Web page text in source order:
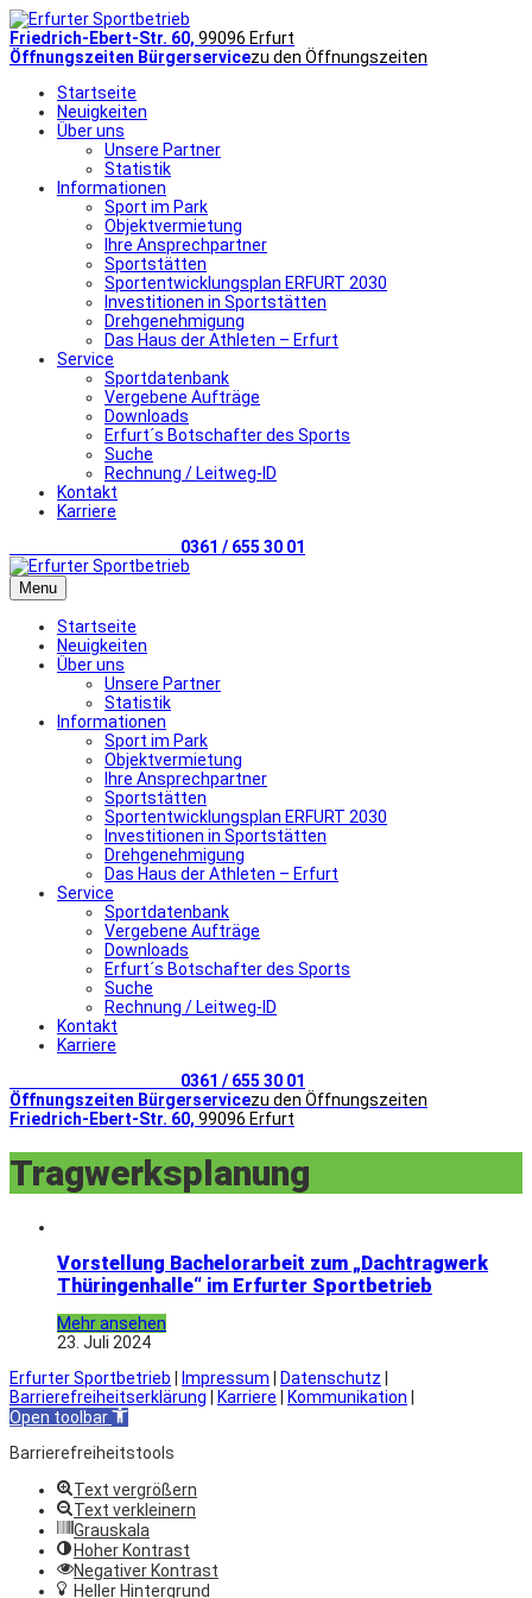
Friedrich-Ebert-Str. 60, 99096 Erfurt
Öffnungszeiten Bürgerservicezu den Öffnungszeiten
Startseite
Neuigkeiten
Über uns
Unsere Partner
Statistik
Informationen
Sport im Park
Objektvermietung
Ihre Ansprechpartner
Sportstätten
Sportentwicklungsplan ERFURT 2030
Investitionen in Sportstätten
Drehgenehmigung
Das Haus der Athleten – Erfurt
Service
Sportdatenbank
Vergebene Aufträge
Downloads
Erfurt´s Botschafter des Sports
Suche
Rechnung / Leitweg-ID
Kontakt
Karriere
0361 / 655 30 01
Menu
Startseite
Neuigkeiten
Über uns
Unsere Partner
Statistik
Informationen
Sport im Park
Objektvermietung
Ihre Ansprechpartner
Sportstätten
Sportentwicklungsplan ERFURT 2030
Investitionen in Sportstätten
Drehgenehmigung
Das Haus der Athleten – Erfurt
Service
Sportdatenbank
Vergebene Aufträge
Downloads
Erfurt´s Botschafter des Sports
Suche
Rechnung / Leitweg-ID
Kontakt
Karriere
0361 / 655 30 01
Öffnungszeiten Bürgerservicezu den Öffnungszeiten
Friedrich-Ebert-Str. 60, 99096 Erfurt
Tragwerksplanung
Vorstellung Bachelorarbeit zum „Dachtragwerk
Thüringenhalle“ im Erfurter Sportbetrieb
Mehr ansehen
23. Juli 2024
Erfurter Sportbetrieb
Impressum Datenschutz
Barrierefreiheitserklärung
Karriere Kommunikation
Open toolbar
Barrierefreiheitstools
Text vergrößern
Text verkleinern
Grauskala
Hoher Kontrast
Negativer Kontrast
Heller Hintergrund